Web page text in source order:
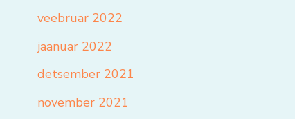
veebruar 2022
jaanuar 2022
detsember 2021
november 2021